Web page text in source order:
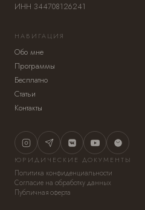
ИНН 344708126241
НАВИГАЦИЯ
Обо мне
Программы
Бесплатно
Статьи
Контакты
ЮРИДИЧЕСКИЕ ДОКУМЕНТЫ
Политика конфиденциальности
Согласие на обработку данных
Публичная оферта